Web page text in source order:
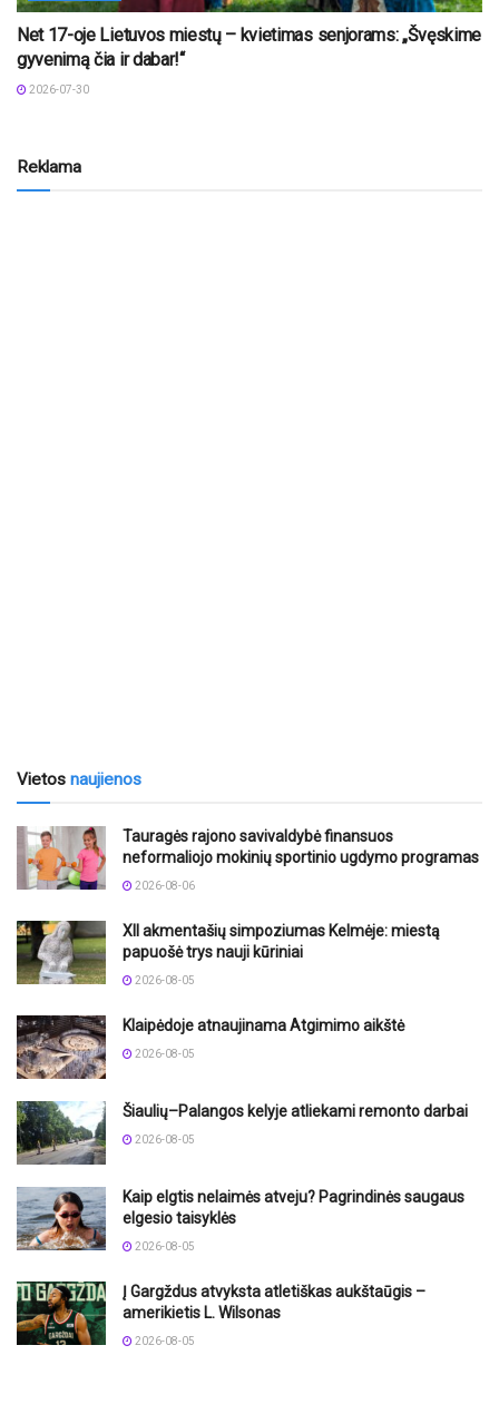
Net 17-oje Lietuvos miestų – kvietimas senjorams: „Švęskime
gyvenimą čia ir dabar!“
2026-07-30
Reklama
Vietos naujienos
Tauragės rajono savivaldybė finansuos
neformaliojo mokinių sportinio ugdymo programas
2026-08-06
XII akmentašių simpoziumas Kelmėje: miestą
papuošė trys nauji kūriniai
2026-08-05
Klaipėdoje atnaujinama Atgimimo aikštė
2026-08-05
Šiaulių–Palangos kelyje atliekami remonto darbai
2026-08-05
Kaip elgtis nelaimės atveju? Pagrindinės saugaus
elgesio taisyklės
2026-08-05
Į Gargždus atvyksta atletiškas aukštaūgis –
amerikietis L. Wilsonas
2026-08-05